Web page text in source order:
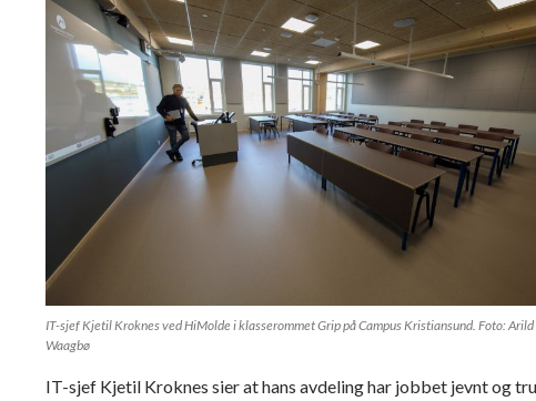
IT-sjef Kjetil Kroknes ved HiMolde i klasserommet Grip på Campus Kristiansund. Foto: Arild
Waagbø
IT-sjef Kjetil Kroknes sier at hans avdeling har jobbet jevnt og